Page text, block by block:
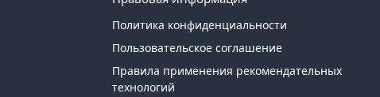
Политика конфиденциальности
Пользовательское соглашение
Правила применения рекомендательных
технологий